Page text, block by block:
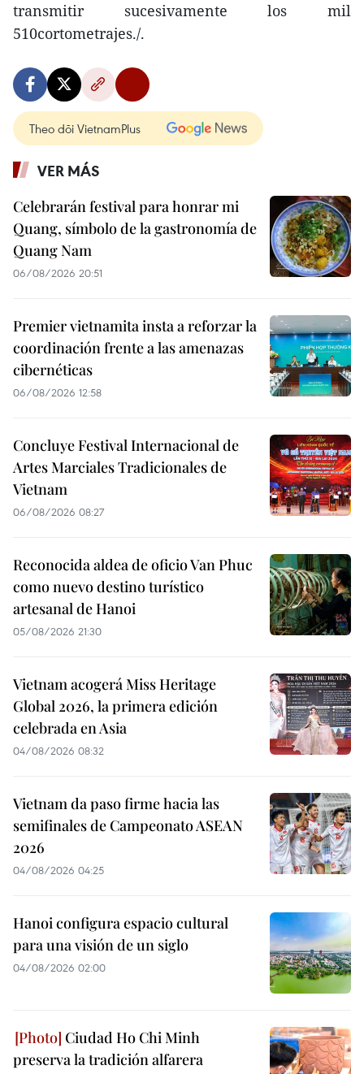
transmitir sucesivamente los mil
510cortometrajes./.
Theo dõi VietnamPlus
VER MÁS
Celebrarán festival para honrar mi
Quang, símbolo de la gastronomía de
Quang Nam
06/08/2026 20:51
Premier vietnamita insta a reforzar la
coordinación frente a las amenazas
cibernéticas
06/08/2026 12:58
Concluye Festival Internacional de
Artes Marciales Tradicionales de
Vietnam
06/08/2026 08:27
Reconocida aldea de oficio Van Phuc
como nuevo destino turístico
artesanal de Hanoi
05/08/2026 21:30
Vietnam acogerá Miss Heritage
Global 2026, la primera edición
celebrada en Asia
04/08/2026 08:32
Vietnam da paso firme hacia las
semifinales de Campeonato ASEAN
2026
04/08/2026 04:25
Hanoi configura espacio cultural
para una visión de un siglo
04/08/2026 02:00
Ciudad Ho Chi Minh
preserva la tradición alfarera